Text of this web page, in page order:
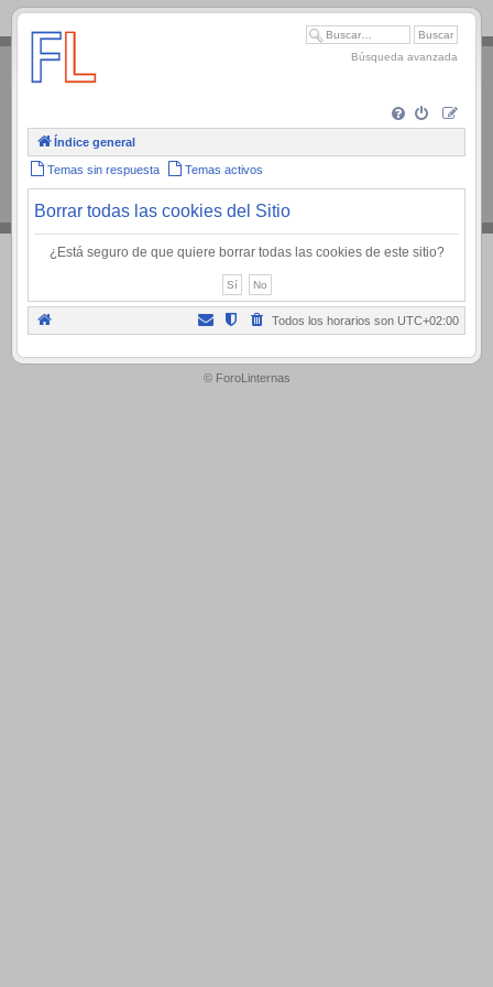
.
Búsqueda avanzada
Índice general
Temas sin respuesta Temas activos
Borrar todas las cookies del Sitio
¿Está seguro de que quiere borrar todas las cookies de este sitio?
Todos los horarios son UTC+02:00
.
© ForoLinternas